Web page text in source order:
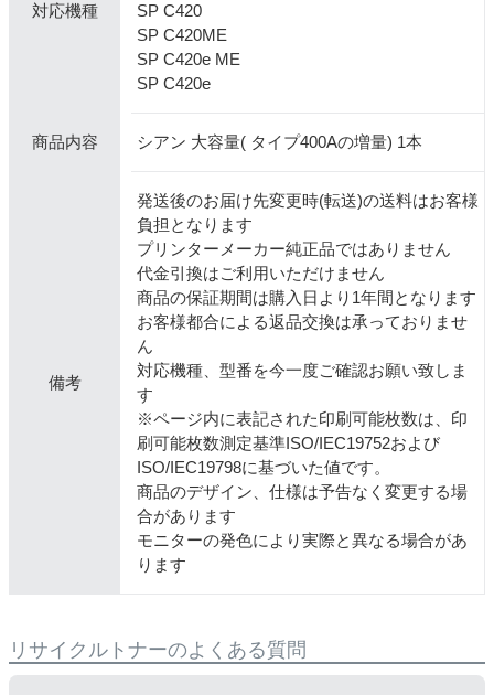
対応機種
SP C420
SP C420ME
SP C420e ME
SP C420e
商品内容 シアン 大容量( タイプ400Aの増量) 1本
備考
発送後のお届け先変更時(転送)の送料はお客様
負担となります
プリンターメーカー純正品ではありません
代金引換はご利用いただけません
商品の保証期間は購入日より1年間となります
お客様都合による返品交換は承っておりませ
ん
対応機種、型番を今一度ご確認お願い致しま
す
※ページ内に表記された印刷可能枚数は、印
刷可能枚数測定基準ISO/IEC19752および
ISO/IEC19798に基づいた値です。
商品のデザイン、仕様は予告なく変更する場
合があります
モニターの発色により実際と異なる場合があ
ります
リサイクルトナーのよくある質問